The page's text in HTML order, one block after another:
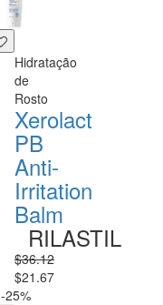
Hidratação
de
Rosto
Xerolact
PB
Anti-
Irritation
Balm
RILASTIL
$36.12
$21.67
-25%